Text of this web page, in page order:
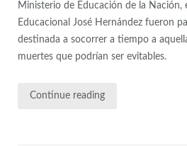
Ministerio de Educación de la
Educacional José Hernández fueron
destinada a socorrer a tiempo a
muertes que podrían ser evitables.
Continue reading